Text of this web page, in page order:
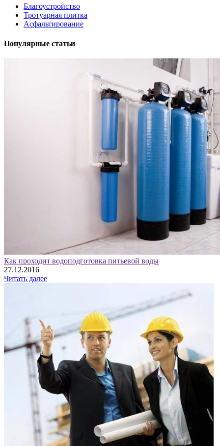
Благоустройство
Тротуарная плитка
Асфальтирование
Популярные статьи
Как проходит водоподготовка питьевой воды
27.12.2016
Читать далее